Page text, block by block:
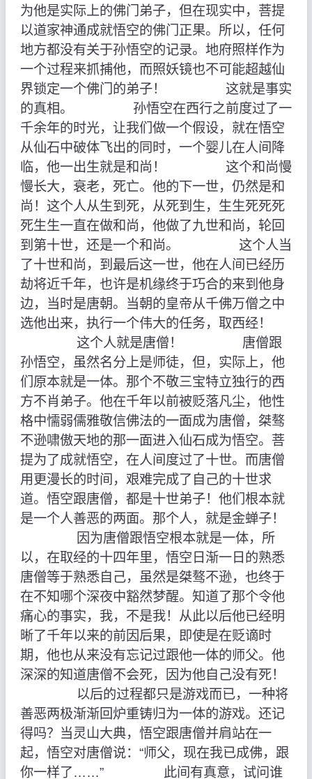
为他是实际上的佛门弟子，但在现实中，菩提
以道家神通成就悟空的佛门正果。所以，任何
地方都没有关于孙悟空的记录。地府照样作为
一个过程来抓捕他，而照妖镜也不可能超越仙
界锁定一个佛门的弟子！ 这就是事实
的真相。 孙悟空在西行之前度过了一
千余年的时光，让我们做一个假设，就在悟空
从仙石中破体飞出的同时，一个婴儿在人间降
临，他一出生就是和尚！ 这个和尚慢
慢长大，衰老，死亡。他的下一世，仍然是和
尚！这个人从生到死，从死到生，生生死死死
死生生一直在做和尚，他做了九世和尚，轮回
到第十世，还是一个和尚。 这个人当
了十世和尚，到最后这一世，他在人间已经历
劫将近千年，也许是机缘终于巧合的来到他身
边，当时是唐朝。当朝的皇帝从千佛万僧之中
选他出来，执行一个伟大的任务，取西经！
这个人就是唐僧！ 唐僧跟
孙悟空，虽然名分上是师徒，但，实际上，他
们原本就是一体。那个不敬三宝特立独行的西
方不肖弟子。他在千年以前被贬落凡尘，他性
格中懦弱儒雅敬信佛法的一面成为唐僧，桀骜
不逊啸傲天地的那一面进入仙石成为悟空。菩
提为了成就悟空，在人间度过了十世。而唐僧
用更漫长的时间，艰难完成了自己的十世求
道。悟空跟唐僧，都是十世弟子！他们根本就
是一个人善恶的两面。那个人，就是金蝉子！
因为唐僧跟悟空根本就是一体，所
以，在取经的十四年里，悟空日渐一日的熟悉
唐僧等于熟悉自己，虽然是桀骜不逊，也终于
在不知哪个深夜中豁然梦醒。知道了那个令他
痛心的事实，我，不是我！从此以后他已经明
晰了千年以来的前因后果，即使是在贬谪时
期，他也从来没有忘记过跟他一体的师父。他
深深的知道唐僧不会死，因为他自己没有死！
以后的过程都只是游戏而已，一种将
善恶两极渐渐回炉重铸归为一体的游戏。还记
得吗？当灵山大典，悟空跟唐僧并肩站在一
起，悟空对唐僧说：“师父，现在我已成佛，跟
你一样了……” 此间有真意，试问谁